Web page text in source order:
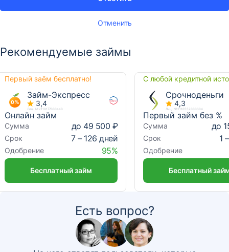
Отменить
Рекомендуемые займы
Первый заём бесплатно!
Займ-Экспресс
3,4
Лиц. №2110177000440
Онлайн займ
Сумма до 49 500 ₽
Срок 7 – 126 дней
Одобрение 95%
Бесплатный займ
С любой кредитной
Срочноденьги
4,3
Лиц. №2110552000304
Первый займ без %
Сумма до
Срок 1
Одобрение
Бесплатный
Есть вопрос?